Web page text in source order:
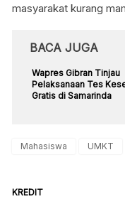
masyarakat kurang
BACA JUGA
Wapres Gibran Tinjau
Pelaksanaan Tes
Gratis di Samarinda
Mahasiswa UMKT
KREDIT